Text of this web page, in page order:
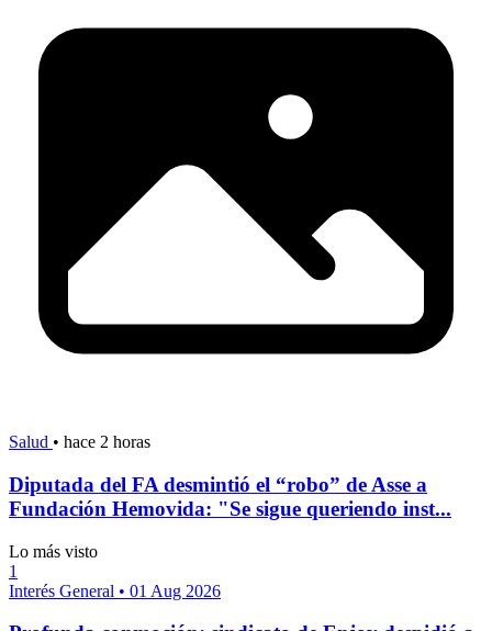
Salud • hace 2 horas
Diputada del FA desmintió el “robo” de Asse a
Fundación Hemovida: "Se sigue queriendo inst...
Lo más visto
1
Interés General • 01 Aug 2026